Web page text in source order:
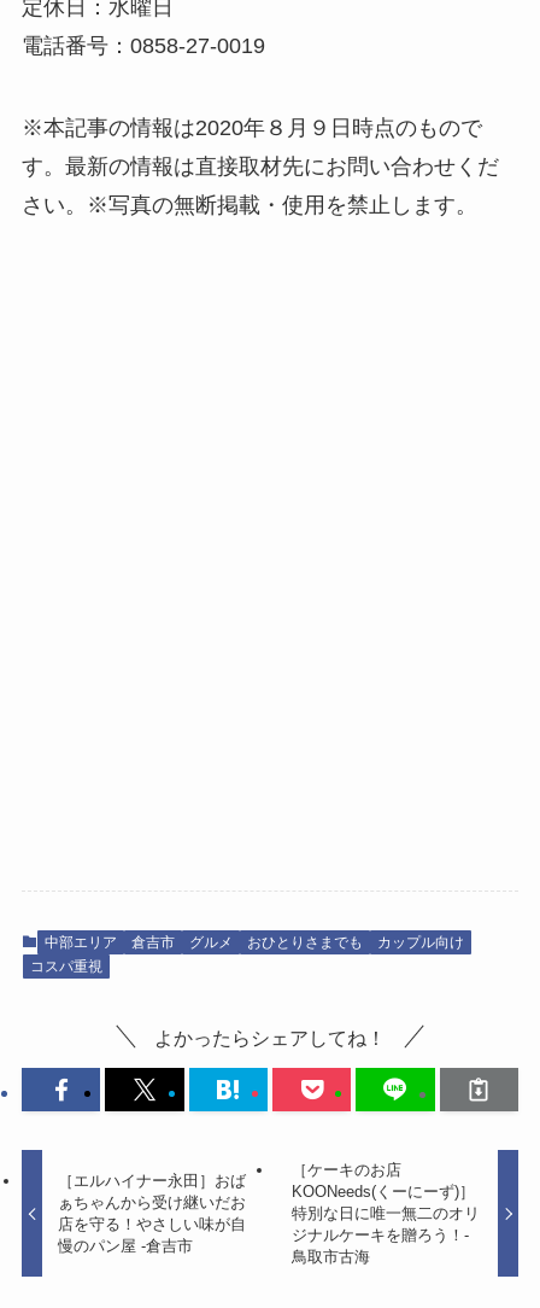
定休日：水曜日
電話番号：0858-27-0019
※本記事の情報は2020年８月９日時点のもので
す。最新の情報は直接取材先にお問い合わせくだ
さい。※写真の無断掲載・使用を禁止します。
中部エリア 倉吉市 グルメ おひとりさまでも
カップル向け
コスパ重視
よかったらシェアしてね！
［エルハイナー永田］おば
ぁちゃんから受け継いだお
店を守る！やさしい味が自
慢のパン屋 -倉吉市
［ケーキのお店
KOONeeds(くーにーず)］
特別な日に唯一無二のオリ
ジナルケーキを贈ろう！-
鳥取市古海